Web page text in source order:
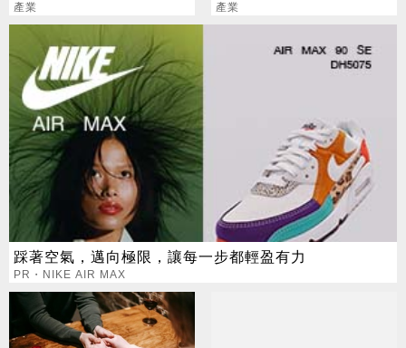
標一次看
產業
勳都掏錢秒訂
產業
踩著空氣，邁向極限，讓每一步都輕盈有力
PR・NIKE AIR MAX